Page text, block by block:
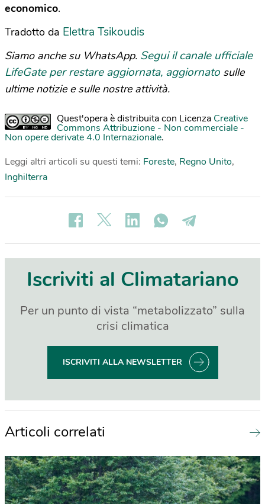
economico.
Tradotto da Elettra Tsikoudis
Siamo anche su WhatsApp. Segui il canale ufficiale
LifeGate per restare aggiornata, aggiornato sulle
ultime notizie e sulle nostre attività.
Quest'opera è distribuita con Licenza Creative
Commons Attribuzione - Non commerciale -
Non opere derivate 4.0 Internazionale.
Leggi altri articoli su questi temi: Foreste, Regno Unito,
Inghilterra
Iscriviti al Climatariano
Per un punto di vista “metabolizzato” sulla
crisi climatica
ISCRIVITI ALLA NEWSLETTER
Articoli correlati